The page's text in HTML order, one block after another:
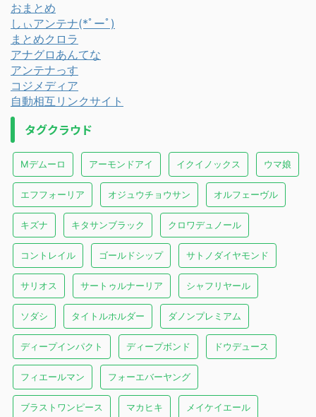
おまとめ
しぃアンテナ(*ﾟーﾟ)
まとめクロラ
アナグロあんてな
アンテナっす
コジメディア
自動相互リンクサイト
タグクラウド
Mデムーロ アーモンドアイ イクイノックス ウマ娘
エフフォーリア オジュウチョウサン オルフェーヴル
キズナ キタサンブラック クロワデュノール
コントレイル ゴールドシップ サトノダイヤモンド
サリオス サートゥルナーリア シャフリヤール
ソダシ タイトルホルダー ダノンプレミアム
ディープインパクト ディープボンド ドウデュース
フィエールマン フォーエバーヤング
ブラストワンピース マカヒキ メイケイエール